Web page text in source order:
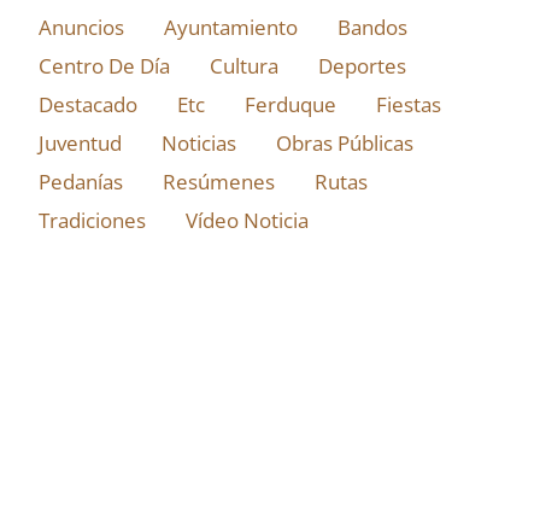
Anuncios Ayuntamiento
Bandos
Centro De Día
Cultura
Deportes
Destacado
Etc Ferduque
Fiestas
Juventud
Noticias
Obras Públicas
Pedanías
Resúmenes
Rutas
Tradiciones
Vídeo Noticia